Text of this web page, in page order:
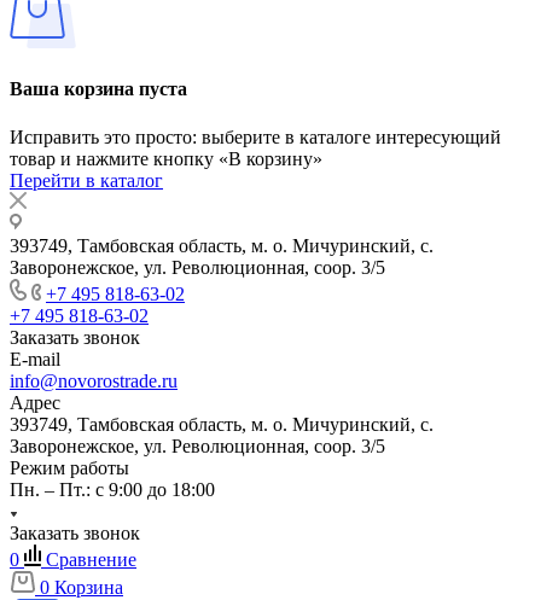
Ваша корзина пуста
Исправить это просто: выберите в каталоге интересующий
товар и нажмите кнопку «В корзину»
Перейти в каталог
393749, Тамбовская область, м. о. Мичуринский, с.
Заворонежское, ул. Революционная, соор. 3/5
+7 495 818-63-02
+7 495 818-63-02
Заказать звонок
E-mail
info@novorostrade.ru
Адрес
393749, Тамбовская область, м. о. Мичуринский, с.
Заворонежское, ул. Революционная, соор. 3/5
Режим работы
Пн. – Пт.: с 9:00 до 18:00
Заказать звонок
0
Сравнение
0 Корзина